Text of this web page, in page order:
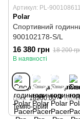
Артикул: PL-
Polar
Спортивний
900102178-S/L
16 380 грн 18 200
В наявності
Ціна 18200.00
Темно-сірий